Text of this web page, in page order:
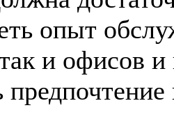
опыт
и офисов